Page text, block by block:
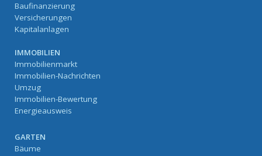
Baufinanzierung
Versicherungen
Kapitalanlagen
IMMOBILIEN
Immobilienmarkt
Immobilien-Nachrichten
Umzug
Immobilien-Bewertung
Energieausweis
GARTEN
Bäume